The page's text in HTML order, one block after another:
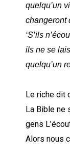
quelqu’un
changeront
‘S’ils
ils ne se
quelqu’un
Le riche dit
La Bible ne
gens
Alors nous